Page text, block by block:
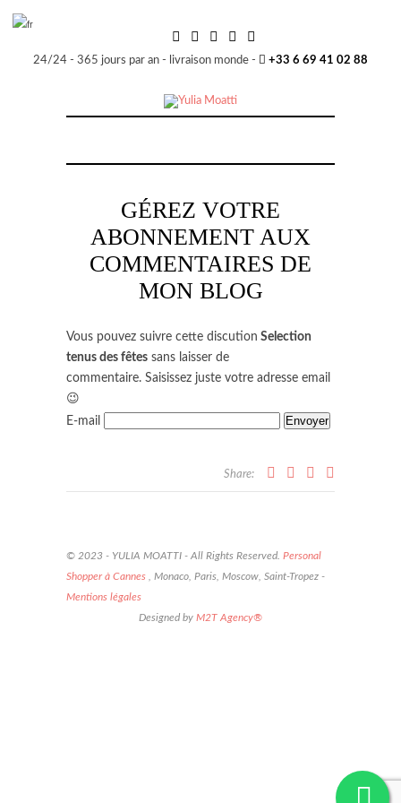
24/24 - 365 jours par an - livraison monde - +33 6 69 41 02 88
GÉREZ VOTRE
ABONNEMENT AUX
COMMENTAIRES DE
MON BLOG
Vous pouvez suivre cette discution Selection
tenus des fêtes sans laisser de
commentaire. Saisissez juste votre adresse email
😉
E-mail
Share:
© 2023 - YULIA MOATTI - All Rights Reserved. Personal
Shopper à Cannes , Monaco, Paris, Moscow, Saint-Tropez -
Mentions légales
Designed by M2T Agency®